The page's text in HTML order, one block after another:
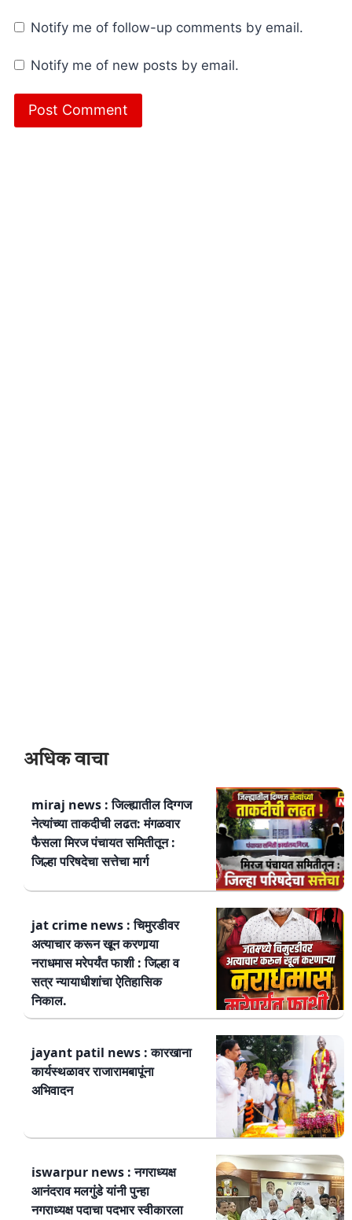
Notify me of follow-up comments by email.
Notify me of new posts by email.
अधिक वाचा
miraj news : जिल्ह्यातील दिग्गज
नेत्यांच्या ताकदीची लढत: मंगळवार
फैसला मिरज पंचायत समितीतून :
जिल्हा परिषदेचा सत्तेचा मार्ग
jat crime news : चिमुरडीवर
अत्याचार करून खून करणार्‍या
नराधमास मरेपर्यंत फाशी : जिल्हा व
सत्र न्यायाधीशांचा ऐतिहासिक
निकाल.
jayant patil news : कारखाना
कार्यस्थळावर राजारामबापूंना
अभिवादन
iswarpur news : नगराध्यक्ष
आनंदराव मलगुंडे यांनी पुन्हा
नगराध्यक्ष पदाचा पदभार स्वीकारला